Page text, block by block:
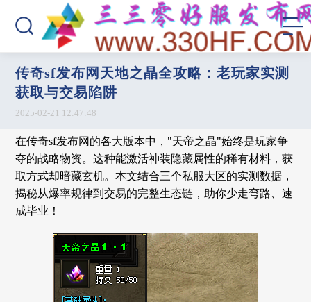
传奇sf发布网天地之晶全攻略：老玩家实测
获取与交易陷阱
2025-02-21 12:47:48
在传奇sf发布网的各大版本中，"天帝之晶"始终是玩家争
夺的战略物资。这种能激活神装隐藏属性的稀有材料，获
取方式却暗藏玄机。本文结合三个私服大区的实测数据，
揭秘从爆率规律到交易的完整生态链，助你少走弯路、速
成毕业！